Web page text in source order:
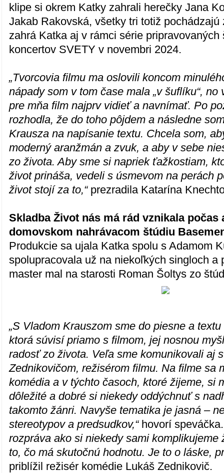
klipe si okrem Katky zahrali herečky Jana
Jakab Rakovská, všetky tri totiž
zahrá Katka aj v rámci série pripravovaných
koncertov SVETY v novembri 2024.
„Tvorcovia filmu ma oslovili koncom
nápady som v tom čase mala „v šuflíku“,
pre mňa film najprv vidieť a navnímať. Po
rozhodla, že do toho pôjdem a následne
Krausza na napísanie textu. Chcela som,
moderný aranžmán a zvuk, a aby v sebe
zo života. Aby sme si napriek ťažkostiam,
život prináša, vedeli s úsmevom na perách
život stojí za to,“ prezradila Katarína
Skladba Život nás má rád vznikala
domovskom nahrávacom štúdiu
Produkcie sa ujala Katka spolu s Adamom
spolupracovala už na niekoľkých singloch a
master mal na starosti Roman Šoltys zo
„S Vladom Krauszom sme do piesne a
ktorá súvisí priamo s filmom, jej nosnou
radosť zo života. Veľa sme komunikovali aj
Zednikovičom, režisérom filmu. Na filme sa
komédia a v týchto časoch, ktoré žijeme, si
dôležité a dobré si niekedy oddýchnuť s
takomto žánri. Navyše tematika je jasná –
stereotypov a predsudkov,“ hovorí
rozpráva ako si niekedy sami komplikujeme
to, čo má skutočnú hodnotu. Je to o láske,
priblížil režisér komédie Lukáš Zednikovič.